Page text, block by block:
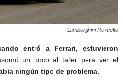
Lamborghini Revuelto
entró a Ferrari, estuvieron
un poco al taller para ver el
ningún tipo de problema.